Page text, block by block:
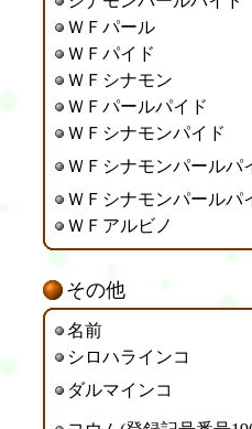
ＷＦパール
ＷＦパイド
ＷＦ シナモン
ＷＦパールパイド
ＷＦ シナモンパイド
ＷＦシナモンパールパ
ＷＦシナモンパールパ
ＷＦアルビノ
その他
名前
シロハラインコ
ダルマインコ